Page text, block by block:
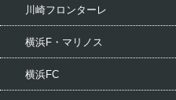
川崎フロンターレ
横浜F・マリノス
横浜FC